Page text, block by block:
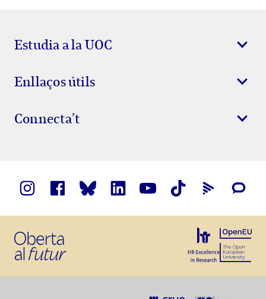
Estudia a la UOC
Enllaços útils
Connecta’t